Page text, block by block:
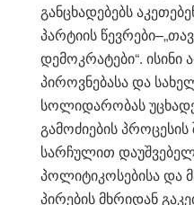
განცხადებებს
პარტიის
დემოკრატები“. ისინი
პიროვნებასა და
სოლიდარობას
გამოძიების
სარჩულით
პოლიტიკოსებისა და
პირების მხრიდან